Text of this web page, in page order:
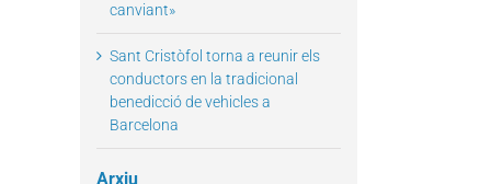
canviant»
Sant Cristòfol torna a reunir els
conductors en la tradicional
benedicció de vehicles a
Barcelona
Arxiu